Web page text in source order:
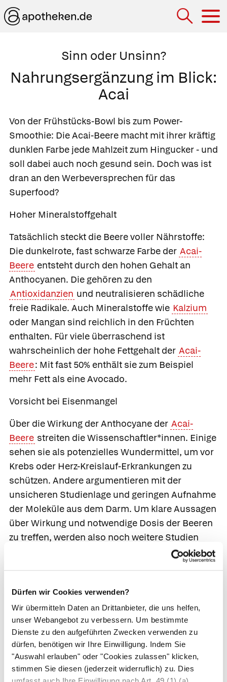
Dürfen wir Cookies verwenden?
Wir übermitteln Daten an Drittanbieter, die uns helfen,
unser Webangebot zu verbessern. Um bestimmte
Dienste zu den aufgeführten Zwecken verwenden zu
dürfen, benötigen wir Ihre Einwilligung. Indem Sie
"Auswahl erlauben" oder "Cookies zulassen" klicken,
stimmen Sie diesen (jederzeit widerruflich) zu. Dies
Sinn oder Unsinn?
Nahrungsergänzung im Blick:
Acai
Von der Frühstücks-Bowl bis zum Power-
Smoothie: Die Acai-Beere macht mit ihrer kräftig
dunklen Farbe jede Mahlzeit zum Hingucker - und
soll dabei auch noch gesund sein. Doch was ist
dran an den Werbeversprechen für das
Superfood?
Hoher Mineralstoffgehalt
Tatsächlich steckt die Beere voller Nährstoffe:
Die dunkelrote, fast schwarze Farbe der Acai-
Beere entsteht durch den hohen Gehalt an
Anthocyanen. Die gehören zu den
Antioxidanzien und neutralisieren schädliche
freie Radikale. Auch Mineralstoffe wie Kalzium
oder Mangan sind reichlich in den Früchten
enthalten. Für viele überraschend ist
wahrscheinlich der hohe Fettgehalt der Acai-
Beere: Mit fast 50% enthält sie zum Beispiel
mehr Fett als eine Avocado.
Vorsicht bei Eisenmangel
Über die Wirkung der Anthocyane der Acai-
Beere streiten die Wissenschaftler*innen. Einige
sehen sie als potenzielles Wundermittel, um vor
Krebs oder Herz-Kreislauf-Erkrankungen zu
schützen. Andere argumentieren mit der
unsicheren Studienlage und geringen Aufnahme
der Moleküle aus dem Darm. Um klare Aussagen
über Wirkung und notwendige Dosis der Beeren
zu treffen, werden also noch weitere Studien
Bedenkenlos sollte dieAcai-Beerejedoch nicht
verzehrt werden. Bereits 300 g Fruchtmark
Aufnahme von Mangan um das sechsfache zu
überschreiten. Dies ist besonders für Menschen
mit Eisenmangel gefährlich, denn ein hoher
Mangan-Gehalt in Lebensmittel verschlechtert
die Eisenaufnahme im Darm.